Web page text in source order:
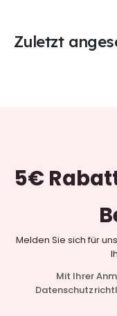
Zuletzt
5€
Melden Sie sich für
Mit Ihrer